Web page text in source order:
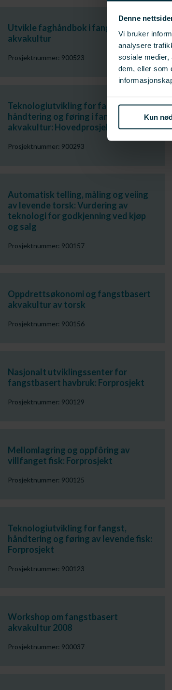
Denne
Vi bruker
analysere
sosiale medier,
dem, eller som
Kun
Utvikle faghåndbok i fangstbasert
akvakultur
Prosjektnummer: 900523
Teknologiutvikling for fangst,
håndtering og føring i fangstbasert
akvakultur: Hovedprosjekt
Prosjektnummer: 900293
Automatisk telling, måling og veiing
av levende torsk: Vurdering av
teknologi for godkjenning ved kjøp
og salg
Prosjektnummer: 900157
Oppdrettsøkonomi og fangstbasert
akvakultur av torsk
Prosjektnummer: 900156
Nasjonalt utviklingssenter for
fangstbasert havbruk: Forprosjekt
Prosjektnummer: 900129
Mellomlagring og oppfôring av
villfanget fisk: Forprosjekt
Prosjektnummer: 900125
Teknologiutvikling for fangst,
håndtering og føring av levende fisk:
Forprosjekt
Prosjektnummer: 900123
Workshop om fangstbasert
akvakultur 2008
Prosjektnummer: 900037